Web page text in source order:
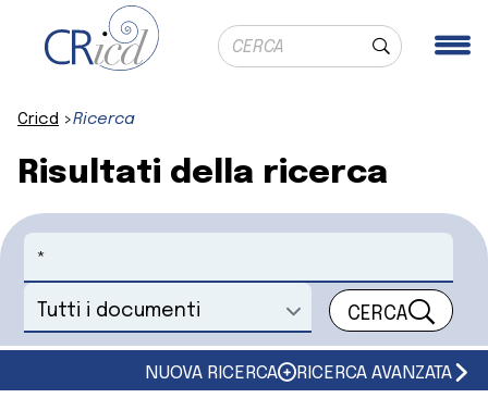
Ricerca globale
Cerca
Cricd Ricerca
Risultati della ricerca
Cerca
Seleziona un documento CERCA
NUOVA RICERCA RICERCA AVANZATA